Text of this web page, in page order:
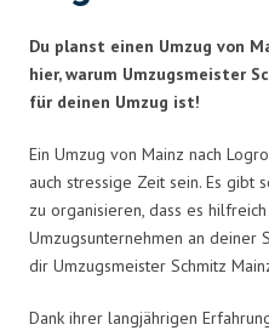
Du planst einen Umzug von
hier, warum Umzugsmeister
für deinen Umzug ist!
Ein Umzug von Mainz nach
auch stressige Zeit sein. Es gibt
zu organisieren, dass es
Umzugsunternehmen an deiner
dir Umzugsmeister Schmitz
Dank ihrer langjährigen